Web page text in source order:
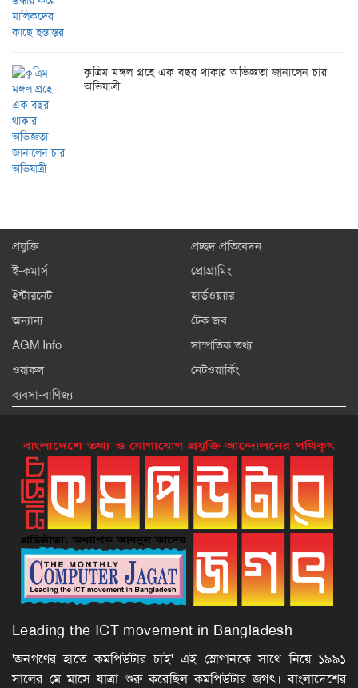
কৃত্রিম মঙ্গল গ্রহে এক বছর থাকার অভিজ্ঞতা জানালেন চার
অভিযাত্রী
প্রযুক্তি
প্রচ্ছদ প্রতিবেদন
ই-কমার্স
প্রোগ্রামিং
ইন্টারনেট
হার্ডওয়্যার
অন্যান্য
টেক জব
AGM Info
সাম্প্রতিক তথ্য
ওরাকল
নেটওয়ার্কিং
ব্যবসা-বাণিজ্য
Leading the ICT movement in Bangladesh
'জনগণের হাতে কমপিউটার চাই' এই স্লোগানকে সাথে নিয়ে ১৯৯১
সালের মে মাসে যাত্রা শুরু করেছিল কমপিউটার জগৎ। বাংলাদেশের